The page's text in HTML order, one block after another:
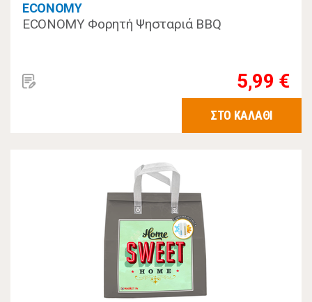
ECONOMY
ECONOMY Φορητή Ψησταριά BΒQ
5,99 €
ΣΤΟ ΚΑΛΑΘΙ